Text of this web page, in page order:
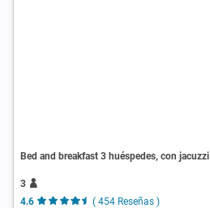
Bed and breakfast 3 huéspedes, con jacuzzi
3
4.6
( 454 Reseñas )